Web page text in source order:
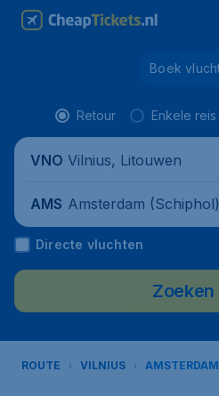
Boek
Retour Enkele reis
VNO Vilnius, Litouwen
AMS Amsterdam
Directe vluchten
Zoeken
ROUTE VILNIUS AMSTERDAM